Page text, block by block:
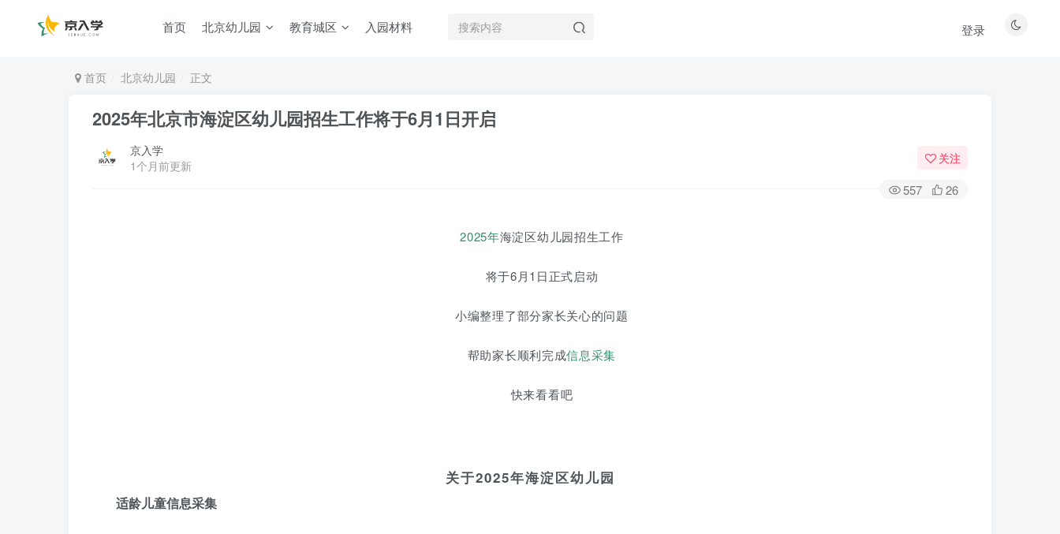
首页 北京幼儿园 教育城区 入园材料 登录
首页 北京幼儿园 正文
2025年北京市海淀区幼儿园招生工作将于6月1日开启
京入学
1个月前更新
关注
557 26
2025年海淀区幼儿园招生工作
将于6月1日正式启动
小编整理了部分家长关心的问题
帮助家长顺利完成信息采集
快来看看吧
关于2025年海淀区幼儿园
适龄儿童信息采集